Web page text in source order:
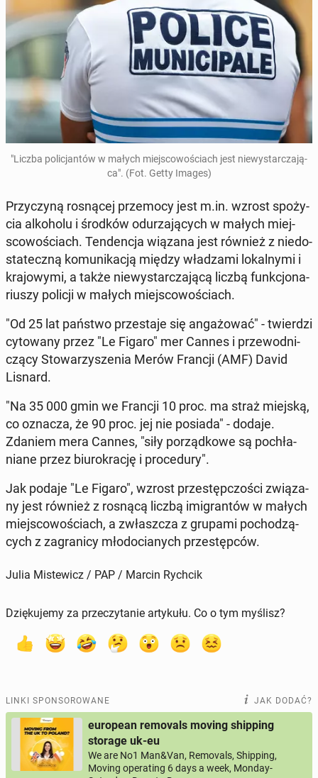
"Liczba po­li­cjan­tów w małych miej­sco­wo­ściach jest nie­wy­star­cza­ją­
ca". (Fot. Getty Images)
Przy­czy­ną ro­sną­cej prze­mo­cy jest m.in. wzrost spo­ży­
cia al­ko­ho­lu i środków odu­rza­ją­cych w małych miej­
sco­wo­ściach. Ten­den­cja wiązana jest również z nie­do­
sta­tecz­ną ko­mu­ni­ka­cją między wła­dza­mi lo­kal­ny­mi i
kra­jo­wy­mi, a także nie­wy­star­cza­ją­cą liczbą funk­cjo­na­
riu­szy policji w małych miej­sco­wo­ściach.
"Od 25 lat państwo prze­sta­je się an­ga­żo­wać" - twier­dzi
cy­to­wa­ny przez "Le Figaro" mer Cannes i prze­wod­ni­
czą­cy Sto­wa­rzy­sze­nia Merów Francji (AMF) David
Lisnard.
"Na 35 000 gmin we Francji 10 proc. ma straż miejską,
co oznacza, że 90 proc. jej nie posiada" - dodaje.
Zdaniem mera Cannes, "siły po­rząd­ko­we są po­chła­
nia­ne przez biu­ro­kra­cję i pro­ce­du­ry".
Jak podaje "Le Figaro", wzrost prze­stęp­czo­ści zwią­za­
ny jest również z rosnącą liczbą imi­gran­tów w małych
miej­sco­wo­ściach, a zwłasz­cza z grupami po­cho­dzą­
cych z za­gra­ni­cy mło­do­cia­nych prze­stęp­ców.
Julia Mistewicz / PAP / Marcin Rychcik
Dziękujemy za przeczytanie artykułu. Co o tym myślisz?
LINKI SPONSOROWANE JAK DODAĆ?
european removals moving shipping
storage uk-eu
We are No1 Man&Van, Removals, Shipping,
Moving operating 6 days a week, Monday-